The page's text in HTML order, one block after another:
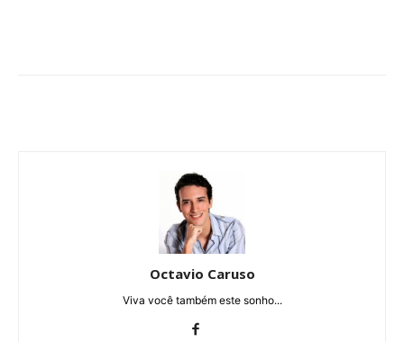
Octavio Caruso
Viva você também este sonho...